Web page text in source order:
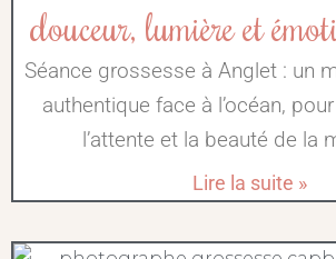
douceur, lumière et
Séance grossesse à Anglet : un
authentique face à l’océan,
l’attente et la beauté de la
Lire la suite »